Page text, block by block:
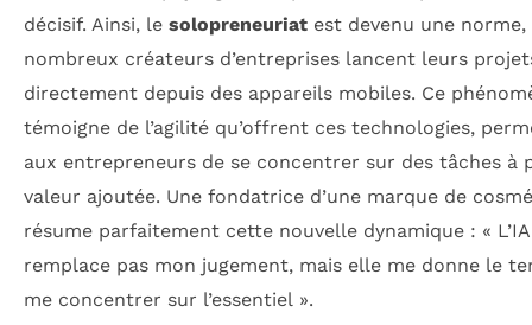
décisif. Ainsi, le solopreneuriat est devenu une norme,
nombreux créateurs d’entreprises lancent leurs
directement depuis des appareils mobiles. Ce
témoigne de l’agilité qu’offrent ces technologies,
aux entrepreneurs de se concentrer sur des tâches à
valeur ajoutée. Une fondatrice d’une marque de
résume parfaitement cette nouvelle dynamique : «
remplace pas mon jugement, mais elle me donne le
me concentrer sur l’essentiel ».